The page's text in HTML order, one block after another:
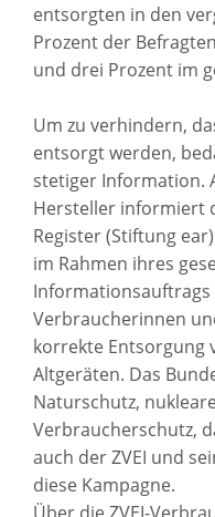
entsorgten in den
Prozent der
und drei Prozent im
Um zu verhindern,
entsorgt werden,
stetiger Information.
Hersteller informiert
Register (Stiftung
im Rahmen ihres
Verbraucherinnen
korrekte Entsorgung
Altgeräten. Das
Naturschutz,
Verbraucherschutz,
auch der ZVEI und
diese Kampagne.